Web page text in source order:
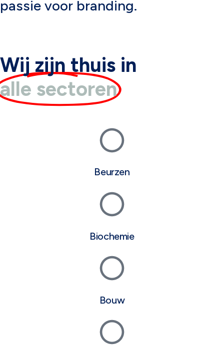
passie voor branding.
Wij zijn thuis in
alle sectoren
Beurzen
Biochemie
Bouw